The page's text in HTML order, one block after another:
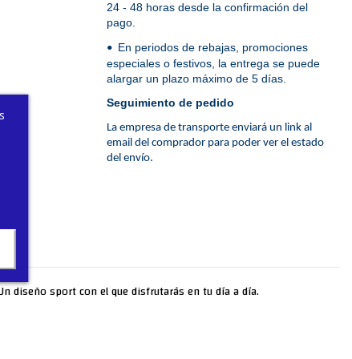
24 - 48 horas desde la confirmación del
pago.
• En periodos de rebajas, promociones
especiales o festivos, la entrega se puede
alargar un plazo máximo de 5 días.
Seguimiento de pedido
La empresa de transporte enviará un link al
email del comprador para poder ver el estado
del envío.
diseño sport con el que disfrutarás en tu día a día.